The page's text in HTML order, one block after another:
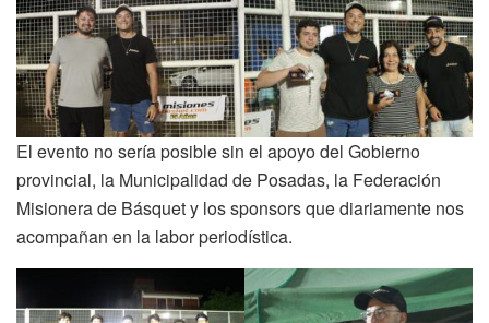
El evento no sería posible sin el apoyo del Gobierno
provincial, la Municipalidad de Posadas, la Federación
Misionera de Básquet y los sponsors que diariamente nos
acompañan en la labor periodística.